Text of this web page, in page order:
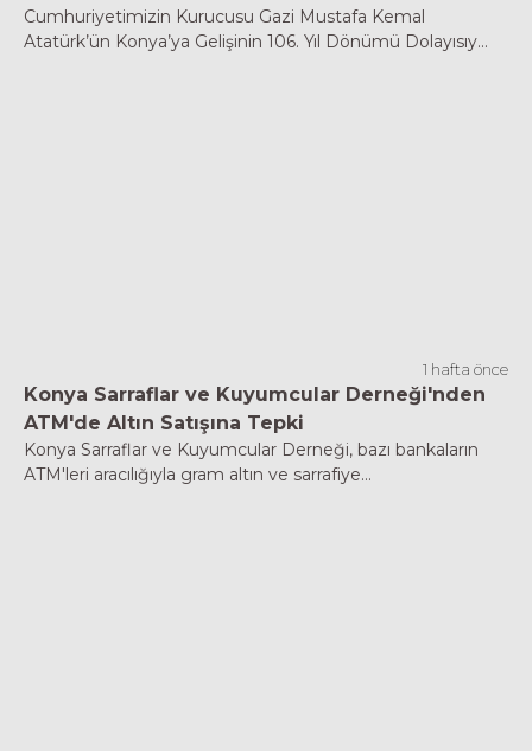
Cumhuriyetimizin Kurucusu Gazi Mustafa Kemal
Atatürk’ün Konya’ya Gelişinin 106. Yıl Dönümü Dolayısıy...
1 hafta önce
Konya Sarraflar ve Kuyumcular Derneği'nden
ATM'de Altın Satışına Tepki
Konya Sarraflar ve Kuyumcular Derneği, bazı bankaların
ATM'leri aracılığıyla gram altın ve sarrafiye...